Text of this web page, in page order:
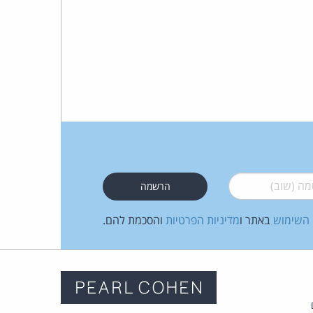
(שוב)*
השימוש באתר ומדיניות הפרטיות והסכמת להם.